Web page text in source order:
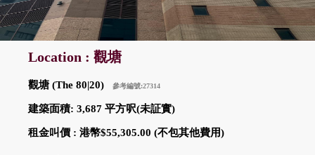
Location : 觀塘
觀塘 (The 80|20) 參考編號:27314
建築面積: 3,687 平方呎(未証實)
租金叫價 : 港幣$55,305.00 (不包其他費用)